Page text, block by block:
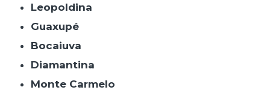
Leopoldina
Guaxupé
Bocaiuva
Diamantina
Monte Carmelo